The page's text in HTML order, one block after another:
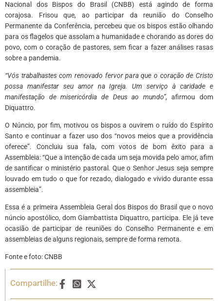
Nacional dos Bispos do Brasil (CNBB) está agindo de forma
corajosa. Frisou que, ao participar da reunião do Conselho
Permanente da Conferência, percebeu que os bispos estão olhando
para os flagelos que assolam a humanidade e chorando as dores do
povo, com o coração de pastores, sem ficar a fazer análises rasas
sobre a pandemia.
“Vós trabalhastes com renovado fervor para que o coração de Cristo
possa manifestar seu amor na Igreja. Um serviço à caridade e
manifestação de misericórdia de Deus ao mundo”,afirmou dom
Diquattro.
O Núncio, por fim, motivou os bispos a ouvirem o ruído do Espírito
Santo e continuar a fazer uso dos “novos meios que a providência
oferece”. Concluiu sua fala, com votos de bom êxito para a
Assembleia: “Que a intenção de cada um seja movida pelo amor, afim
de santificar o ministério pastoral. Que o Senhor Jesus seja sempre
louvado em tudo o que for rezado, dialogado e vivido durante essa
assembleia”.
Essa é a primeira Assembleia Geral dos Bispos do Brasil que o novo
núncio apostólico, dom Giambattista Diquattro, participa. Ele já teve
ocasião de participar de reuniões do Conselho Permanente e em
assembleias de alguns regionais, sempre de forma remota.
Fonte e foto: CNBB
Compartilhe: